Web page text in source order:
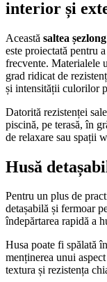
interior și
Această saltea
este proiectată pentru
frecvente. Materialele
grad ridicat de
și intensității culorilor
Datorită rezistenței
piscină, pe terasă, în
de relaxare sau spații
Husă
Pentru un plus de
detașabilă și fermoar
îndepărtarea rapidă a
Husa poate fi spălată
menținerea unui
textura și rezistența